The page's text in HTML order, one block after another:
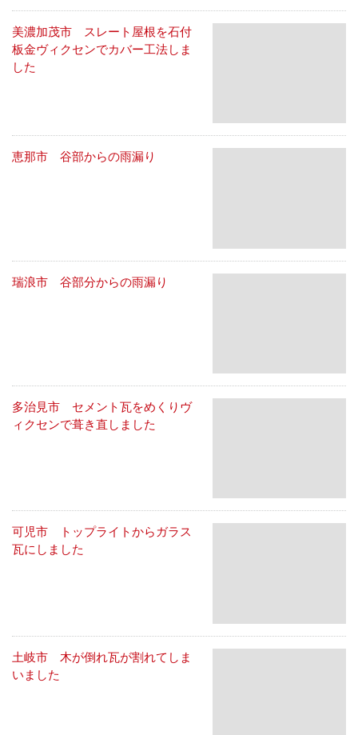
美濃加茂市 スレート屋根を石付
板金ヴィクセンでカバー工法しま
した
恵那市 谷部からの雨漏り
瑞浪市 谷部分からの雨漏り
多治見市 セメント瓦をめくりヴ
ィクセンで葺き直しました
可児市 トップライトからガラス
瓦にしました
土岐市 木が倒れ瓦が割れてしま
いました